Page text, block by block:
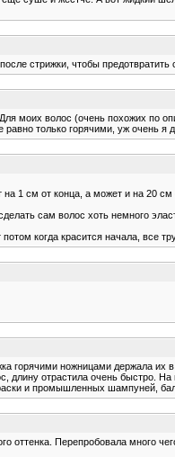
стрижки, чтобы предотвратить
моих волос (очень похожих по
только горячими, уж очень я
1 см от конца, а может и на 20
сам волос хоть немного
когда красится начала, все
горячими ножницами держала
длину отрастила очень быстро.
и промышленных шампуней,
Перепробовала много